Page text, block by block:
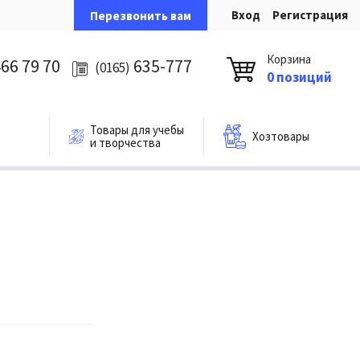
Перезвонить вам Вход Регистрация
79 70 (0165) 635-777 Корзина
0 позиций
Товары для учебы
и творчества
Хозтовары